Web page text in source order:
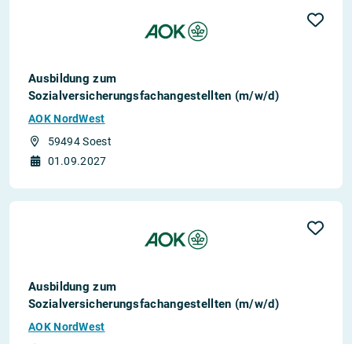
Ausbildung zum
Sozialversicherungsfachangestellten (m/w/d)
AOK NordWest
59494 Soest
01.09.2027
Ausbildung zum
Sozialversicherungsfachangestellten (m/w/d)
AOK NordWest